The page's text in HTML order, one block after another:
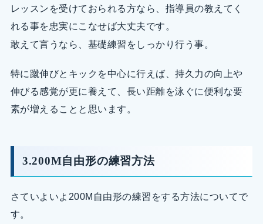
レッスンを受けておられる方なら、指導員の教えてく
れる事を忠実にこなせば大丈夫です。
敢えて言うなら、基礎練習をしっかり行う事。
特に蹴伸びとキックを中心に行えば、持久力の向上や
伸びる感覚が更に養えて、長い距離を泳ぐに便利な要
素が増えることと思います。
3.200M自由形の練習方法
さていよいよ200M自由形の練習をする方法についてで
す。